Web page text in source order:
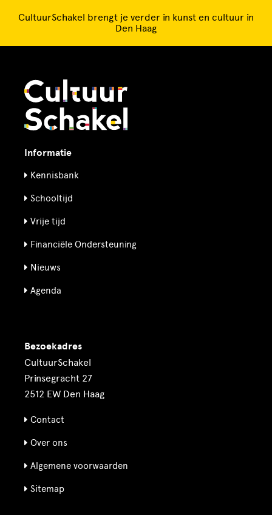
CultuurSchakel brengt je verder in kunst en cultuur in
Den Haag
Informatie
Kennisbank
Schooltijd
Vrije tijd
Financiële Ondersteuning
Nieuws
Agenda
Bezoekadres
CultuurSchakel
Prinsegracht 27
2512 EW Den Haag
Contact
Over ons
Algemene voorwaarden
Sitemap